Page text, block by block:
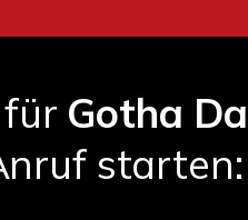
für Gotha
starten: